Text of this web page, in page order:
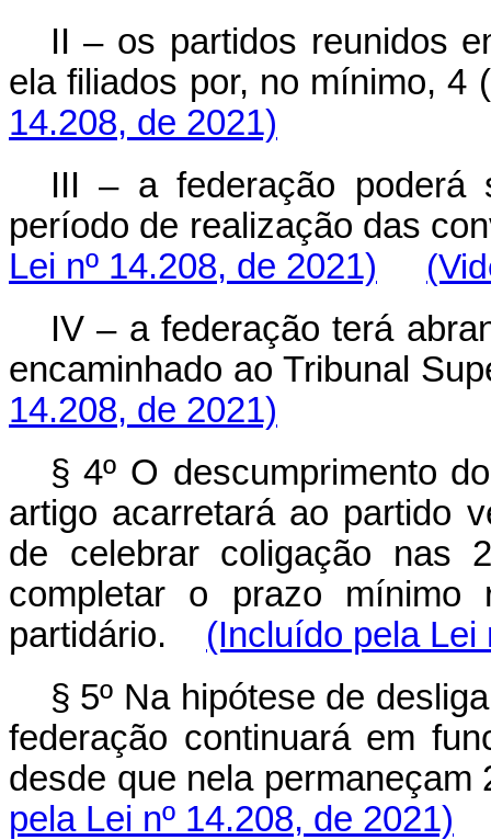
II – os partidos reunidos
ela filiados por, no mínimo, 4
14.208, de 2021)
III – a federação
período de realização das
Lei nº 14.208, de 2021)
IV – a federação terá
encaminhado ao Tribunal
14.208, de 2021)
§ 4º O descumprimento
artigo acarretará ao partido
de celebrar coligação nas
completar o prazo mínimo
partidário.
(Incluído pela Lei
§ 5º Na hipótese de
federação continuará em
desde que nela
pela Lei nº 14.208, de 2021)